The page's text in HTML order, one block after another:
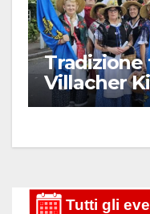
Tradizione
Villacher